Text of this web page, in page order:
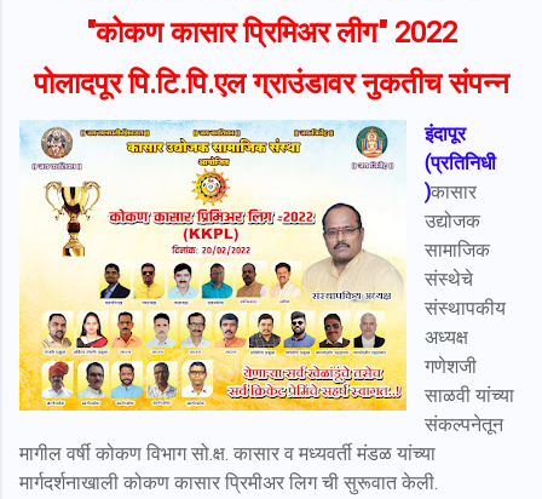
"कोकण कासार प्रिमिअर लीग" 2022
पोलादपूर पि.टि.पि.एल ग्राउंडावर नुकतीच संपन्न
इंदापूर
(प्रतिनिधी
)कासार
उद्योजक
सामाजिक
संस्थेचे
संस्थापकीय
अध्यक्ष
गणेशजी
साळवी यांच्या
संकल्पनेतून
मागील वर्षी कोकण विभाग सो.क्ष. कासार व मध्यवर्ती मंडळ यांच्या
मार्गदर्शनाखाली कोकण कासार प्रिमीअर लिग ची सुरूवात केली.